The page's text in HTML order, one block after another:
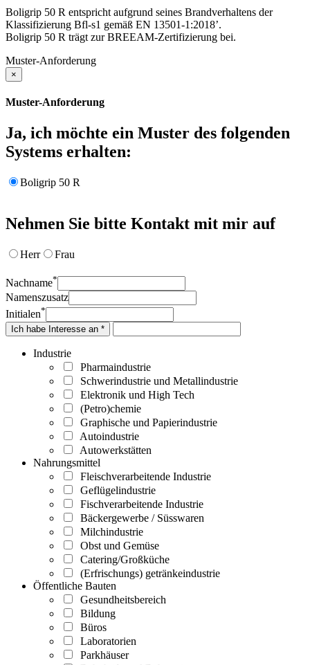
Boligrip 50 R entspricht aufgrund seines Brandverhaltens der
Klassifizierung Bfl-s1 gemäß EN 13501-1:2018’.
Boligrip 50 R trägt zur BREEAM-Zertifizierung bei.
Muster-Anforderung
×
Muster-Anforderung
Ja, ich möchte ein Muster des folgenden
Systems erhalten:
Boligrip 50 R
Nehmen Sie bitte Kontakt mit mir auf
Herr Frau
Nachname*
Namenszusatz
Initialen*
Ich habe Interesse an *
Industrie
Pharmaindustrie
Schwerindustrie und Metallindustrie
Elektronik und High Tech
(Petro)chemie
Graphische und Papierindustrie
Autoindustrie
Autowerkstätten
Nahrungsmittel
Fleischverarbeitende Industrie
Geflügelindustrie
Fischverarbeitende Industrie
Bäckergewerbe / Süsswaren
Milchindustrie
Obst und Gemüse
Catering/Großküche
(Erfrischungs) getränkeindustrie
Öffentliche Bauten
Gesundheitsbereich
Bildung
Büros
Laboratorien
Parkhäuser